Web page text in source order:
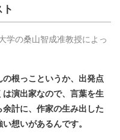
学の桑山智成准教授によっ
根っこというか、出発点
演出家なので、言葉を生
計に、作家の生み出した
想いがあるんです。